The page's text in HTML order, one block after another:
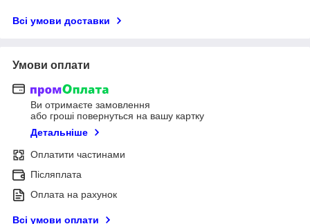
Всі умови доставки
Умови оплати
Ви отримаєте замовлення
або гроші повернуться на вашу картку
Детальніше
Оплатити частинами
Післяплата
Оплата на рахунок
Всі умови оплати